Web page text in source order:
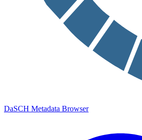
DaSCH Metadata Browser